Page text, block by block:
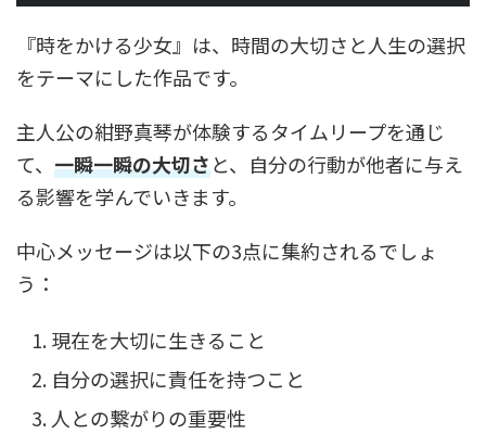
『時をかける少女』は、時間の大切さと人生の選択
をテーマにした作品です。
主人公の紺野真琴が体験するタイムリープを通じ
て、 一瞬一瞬の大切さと、自分の行動が他者に与え
る影響を学んでいきます。
中心メッセージは以下の3点に集約されるでしょ
う：
現在を大切に生きること
自分の選択に責任を持つこと
人との繋がりの重要性